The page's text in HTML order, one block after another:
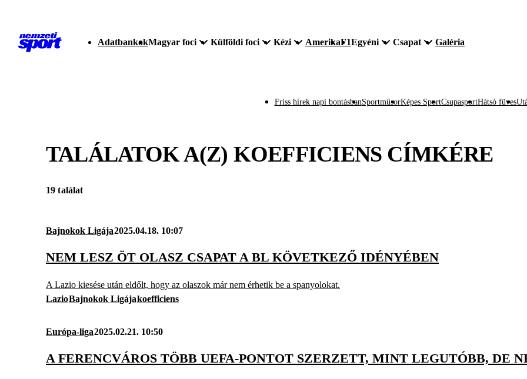
AdatbankokMagyar foci Külföldi foci Kézi AmerikaF1Egyéni Csapat Galéria
Friss hírek napi bontásbanSportműsorKépes SportCsupasportHátsó füves
TALÁLATOK A(Z) KOEFFICIENS CÍMKÉRE
19 találat
Bajnokok Ligája2025.04.18. 10:07
NEM LESZ ÖT OLASZ CSAPAT A BL KÖVETKEZŐ IDÉNYÉBEN
A Lazio kiesése után eldőlt, hogy az olaszok már nem érhetik be a spanyolokat.
LazioBajnokok Ligájakoefficiens
Európa-liga2025.02.21. 10:50
A FERENCVÁROS TÖBB UEFA-PONTOT SZERZETT, MINT LEGUTÓBB, DE